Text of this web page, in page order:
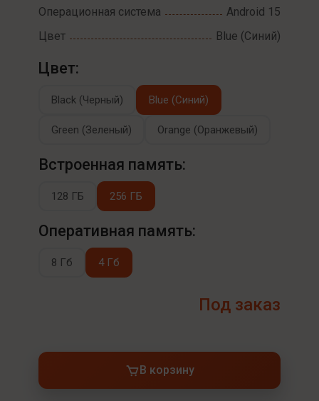
Операционная система
Android 15
Цвет
Blue (Синий)
Цвет:
Black (Черный) Blue (Синий)
Green (Зеленый) Orange (Оранжевый)
Встроенная память:
128 ГБ 256 ГБ
Оперативная память:
8 Гб 4 Гб
Под заказ
В корзину